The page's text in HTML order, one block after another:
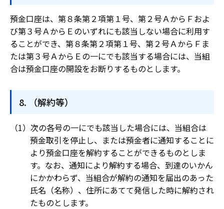
預金口座は、第８条第２項第１号、第２号ＡからＦおよ
び第３号ＡからＥのいずれにも該当しない場合に利用す
ることができ、第８条第２項第１号、第２号ＡからＦま
たは第３号ＡからＥの一にでも該当する場合には、当組
合は預金口座の開設をお断りするものとします。
（解約等）
次の各号の一にでも該当した場合には、当組合は
預金取引を停止し、または預金者に通知することに
より預金口座を解約することができるものとしま
す。なお、通知により解約する場合、到達のいかん
にかかわらず、当組合が解約の通知を届出のあった
氏名（名称）、住所にあてて発信した時に解約され
たものとします。